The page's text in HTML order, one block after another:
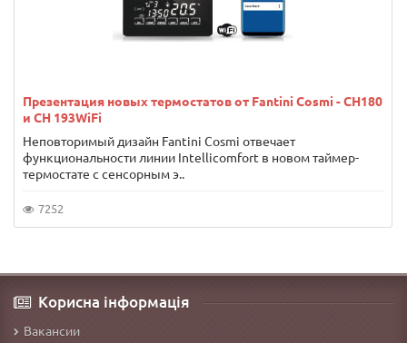
Презентация новых термостатов от Fantini Cosmi - CH180
и CH 193WiFi
Неповторимый дизайн Fantini Cosmi отвечает
функциональности линии Intellicomfort в новом таймер-
термостате с сенсорным э..
7252
Корисна інформація
Вакансии